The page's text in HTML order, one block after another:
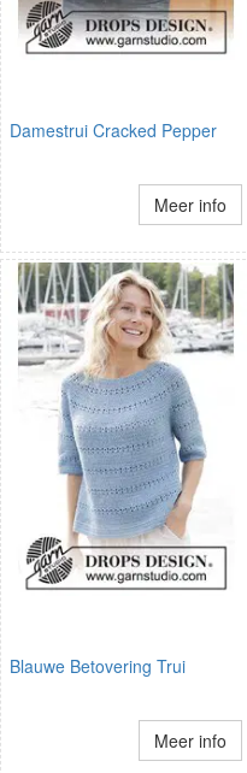
Damestrui Cracked Pepper
Meer info
Blauwe Betovering Trui
Meer info